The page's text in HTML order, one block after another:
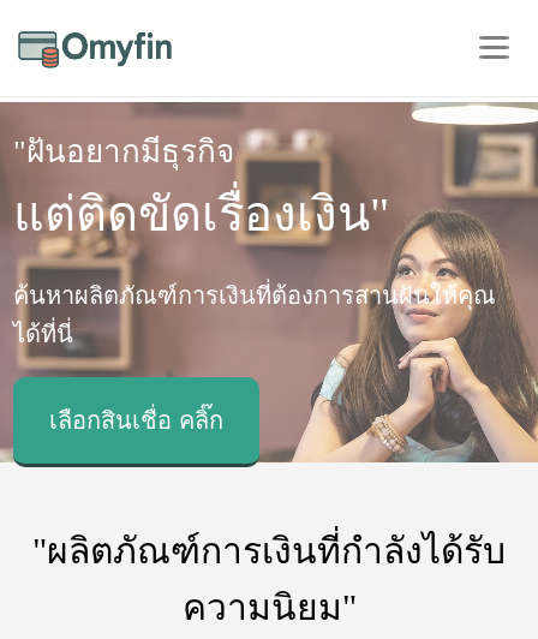
"ฝันอยากมีธุรกิจ
แต่ติดขัดเรื่องเงิน"
ค้นหาผลิตภัณฑ์การเงินที่ต้องการสานฝันให้คุณ
ได้ที่นี่
เลือกสินเชื่อ คลิ๊ก
"ผลิตภัณฑ์การเงินที่กำลังได้รับ
ความนิยม"